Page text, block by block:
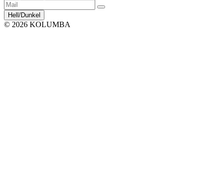
Hell/Dunkel
© 2026 KOLUMBA